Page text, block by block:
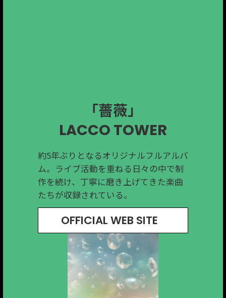
「薔薇」
LACCO TOWER
約5年ぶりとなるオリジナルフルアルバ
ム。ライブ活動を重ねる日々の中で制
作を続け、丁寧に磨き上げてきた楽曲
たちが収録されている。
OFFICIAL WEB SITE
「Halo」
SHAKALABBITS
2024年に活動を再開した
SHAKALABBITSが、再開後初となるミ
ニアルバムをリリース。ポップセンス
とスカパンクを軸としたサウンドが魅
力の１枚。
OFFICIAL WEB SITE
「Needed」
Ovall
桐生市在住mabanuaのバンド。メンバ
ー3人全員がプロデューサーとしても活
躍する音楽集団。光と影を映し出す二
面性が際立つアルバム。
OFFICIAL WEB SITE
「レッツゴー花札」
ザ・リーサルウェポンズ
アメリカ出身サイボーグジョーさん
と、前橋出身アイキッドさんのユニッ
ト。
「花札」をテーマにした 80年代風ディ
スコソング。
OFFICIAL WEB SITE
「euphoria」
The Gentle Flower.
沼田発の４人組ロックバンドThe
Gentle Flower. 日常の中に生まれる理
想と現実のわずかな “ズレ” に焦点を当
てた、哲学的な一曲。
OFFICIAL WEB SITE